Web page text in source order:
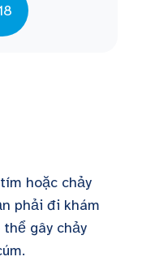
hoặc chảy
phải đi khám
gây chảy